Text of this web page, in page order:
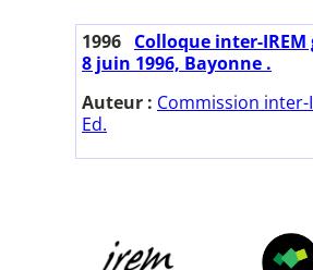
1996 Colloque inter-IREM
8 juin 1996, Bayonne .
Auteur : Commission inter-
Ed.